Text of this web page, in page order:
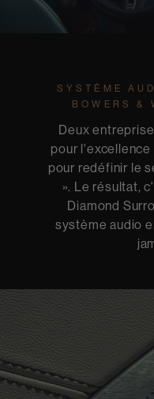
SYSTÈME
BOWERS &
Deux
pour
pour redéfinir le
». Le résultat,
Diamond
système audio